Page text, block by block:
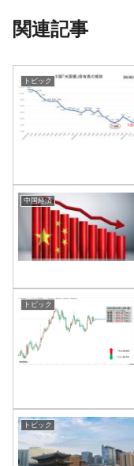
関連記事
トピック
中国経済
トピック
トピック